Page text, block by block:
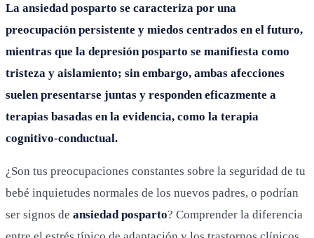
La ansiedad posparto se caracteriza por una
preocupación persistente y miedos centrados en el futuro,
mientras que la depresión posparto se manifiesta como
tristeza y aislamiento; sin embargo, ambas afecciones
suelen presentarse juntas y responden eficazmente a
terapias basadas en la evidencia, como la terapia
cognitivo-conductual.
¿Son tus preocupaciones constantes sobre la seguridad de tu
bebé inquietudes normales de los nuevos padres, o podrían
ser signos de ansiedad posparto? Comprender la diferencia